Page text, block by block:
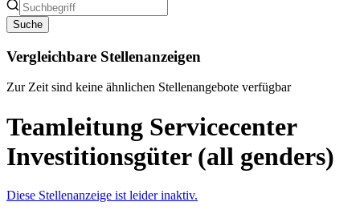
Suche
Vergleichbare Stellenanzeigen
Zur Zeit sind keine ähnlichen Stellenangebote verfügbar
Teamleitung Servicecenter
Investitionsgüter (all genders)
Diese Stellenanzeige ist leider inaktiv.